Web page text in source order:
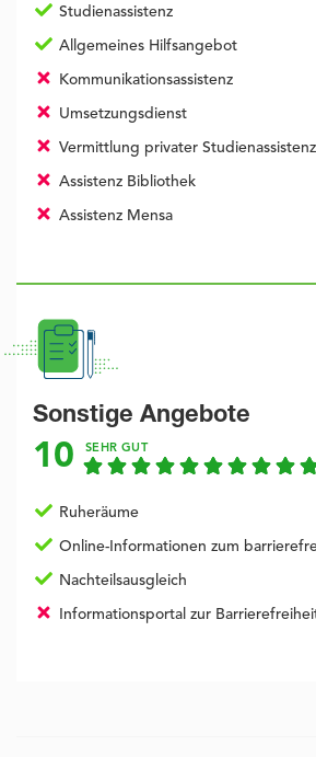
Studienassistenz
Allgemeines Hilfsangebot
Kommunikationsassistenz
Umsetzungsdienst
Vermittlung privater Studienassistenz
Assistenz Bibliothek
Assistenz Mensa
Sonstige Angebote
10 SEHR GUT
Ruheräume
Online-Informationen zum
Nachteilsausgleich
Informationsportal zur